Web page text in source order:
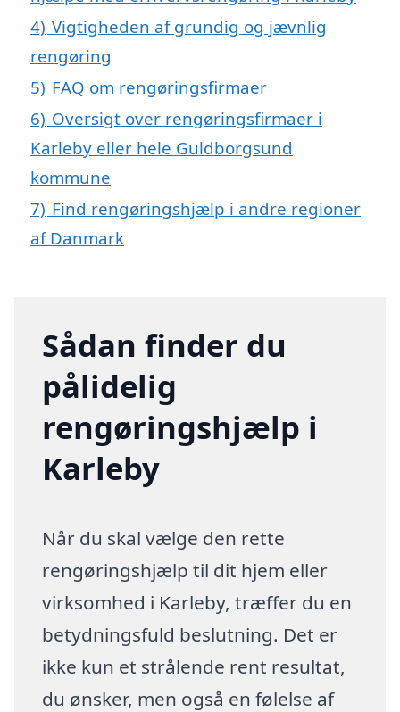
4) Vigtigheden af grundig og jævnlig
rengøring
5) FAQ om rengøringsfirmaer
6) Oversigt over rengøringsfirmaer i
Karleby eller hele Guldborgsund
kommune
7) Find rengøringshjælp i andre regioner
af Danmark
Sådan finder du
pålidelig
rengøringshjælp i
Karleby
Når du skal vælge den rette
rengøringshjælp til dit hjem eller
virksomhed i Karleby, træffer du en
betydningsfuld beslutning. Det er
ikke kun et strålende rent resultat,
du ønsker, men også en følelse af